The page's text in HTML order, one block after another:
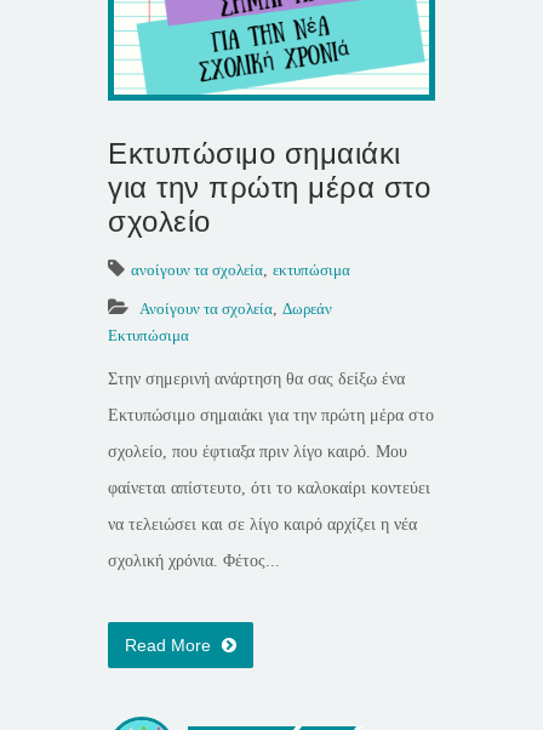
Εκτυπώσιμο σημαιάκι
για την πρώτη μέρα στο
σχολείο
ανοίγουν τα σχολεία, εκτυπώσιμα
Ανοίγουν τα σχολεία, Δωρεάν
Εκτυπώσιμα
Στην σημερινή ανάρτηση θα σας δείξω ένα
Εκτυπώσιμο σημαιάκι για την πρώτη μέρα στο
σχολείο, που έφτιαξα πριν λίγο καιρό. Μου
φαίνεται απίστευτο, ότι το καλοκαίρι κοντεύει
να τελειώσει και σε λίγο καιρό αρχίζει η νέα
σχολική χρόνια. Φέτος...
Read More